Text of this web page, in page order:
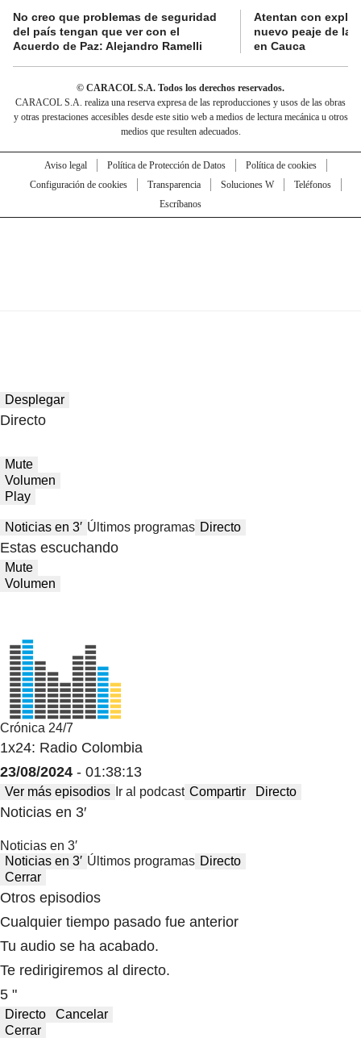
No creo que problemas de seguridad
del país tengan que ver con el
Acuerdo de Paz: Alejandro Ramelli
Atentan con
nuevo peaje de la
en Cauca
© CARACOL S.A. Todos los derechos reservados.
CARACOL S.A. realiza una reserva expresa de las reproducciones y usos de las obras
y otras prestaciones accesibles desde este sitio web a medios de lectura mecánica u otros
medios que resulten adecuados.
Aviso legal Política de Protección de Datos
Política de cookies
Configuración de cookies
Transparencia Soluciones W
Teléfonos
Escríbanos
Desplegar
Directo
Mute
Volumen
Play
Noticias en 3′ Últimos programas Directo
Estas escuchando
Mute
Volumen
Crónica 24/7
1x24: Radio Colombia
23/08/2024 - 01:38:13
Ver más episodios Ir al podcast Compartir Directo
Noticias en 3′
Noticias en 3′
Noticias en 3′ Últimos programas Directo
Cerrar
Otros episodios
Cualquier tiempo pasado fue anterior
Tu audio se ha acabado.
Te redirigiremos al directo.
5 "
Directo
Cancelar
Cerrar